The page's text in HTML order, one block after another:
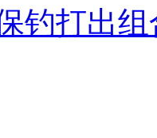
钓打出组